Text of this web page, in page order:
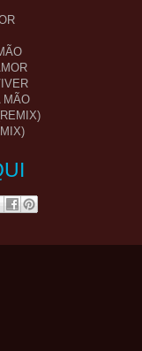
MÃO